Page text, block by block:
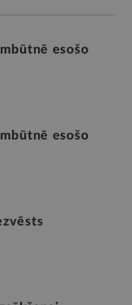
esošo
esošo